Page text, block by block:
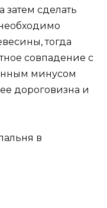
затем сделать
тогда
совпадение с
минусом
дороговизна и
в